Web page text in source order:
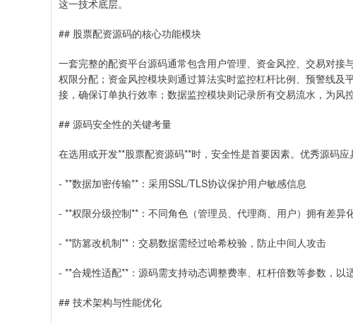
这一技术底层。
## 股票配资源码的核心功能模块
一套完整的配资平台源码通常包含用户管理、资金风控、交易对
权限分配；资金风控模块则通过算法实时监控杠杆比例、预警线
接，确保订单执行效率；数据监控模块则记录所有交易流水，为风
## 源码安全性的关键考量
在选用或开发**股票配资源码**时，安全性是首要因素。优秀源码应
- **数据加密传输**：采用SSL/TLS协议保护用户敏感信息
- **权限分级控制**：不同角色（管理员、代理商、用户）拥有差异
- **防篡改机制**：交易数据需经过哈希校验，防止中间人攻击
- **合规性适配**：源码需支持动态调整费率、杠杆倍数等参数，以
## 技术架构与性能优化